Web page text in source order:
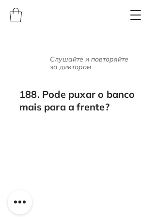
188. Pode puxar o banco
mais para a frente?
Слушайте и повторяйте
за диктором